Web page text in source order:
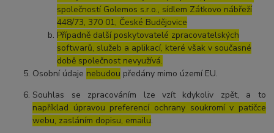
společností Golemos s.r.o., sídlem Zátkovo nábřeží
448/73, 370 01, České Budějovice
Případně další poskytovatelé zpracovatelských
softwarů, služeb a aplikací, které však v současné
době společnost nevyužívá.
Osobní údaje nebudou předány mimo území EU.
Souhlas se zpracováním lze vzít kdykoliv zpět, a to
například úpravou preferencí ochrany soukromí v patičce
webu, zasláním dopisu, emailu.